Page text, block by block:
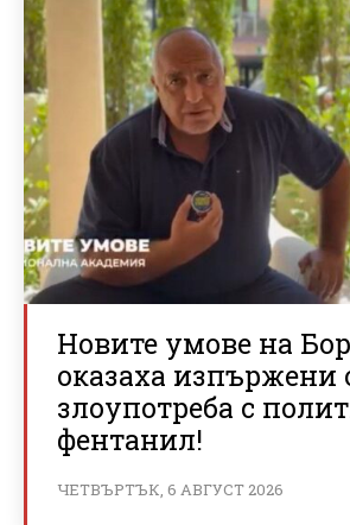
Новите умове на
оказаха изпържени
злоупотреба с
фентанил!
ЧЕТВЪРТЪК, 6 АВГУСТ 2026